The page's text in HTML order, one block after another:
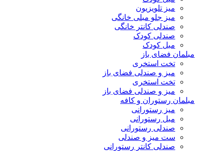
میز تلویزیون
میز جلو مبلی خانگی
صندلی کانتر خانگی
صندلی کودک
مبل کودک
فضای باز
تخت استخری
میز و صندلی فضای باز
تخت استخری
میز و صندلی فضای باز
رستوران و کافه
میز رستورانی
مبل رستورانی
صندلی رستورانی
ست میز و صندلی
صندلی کانتر رستورانی